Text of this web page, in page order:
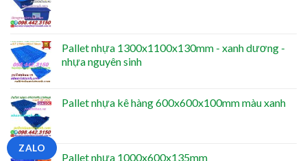
Pallet nhựa 1300x1100x130mm - xanh dương -
nhựa nguyên sinh
Pallet nhựa kê hàng 600x600x100mm màu xanh
Pallet nhựa 1000x600x135mm
ZALO